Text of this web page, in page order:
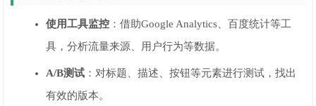
使用工具监控 ：借助Google Analytics、百度统计等工
具，分析流量来源、用户行为等数据。
A/B测试 ：对标题、描述、按钮等元素进行测试，找出
有效的版本。